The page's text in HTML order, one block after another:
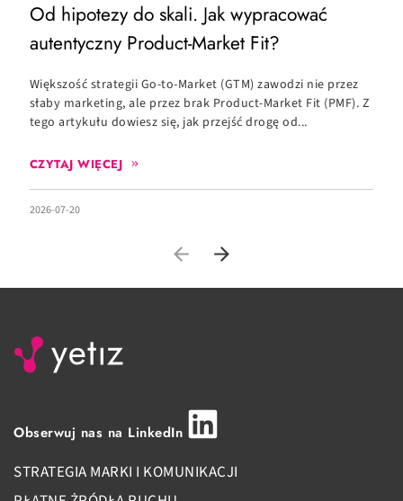
Od hipotezy do skali. Jak wypracować
autentyczny Product-Market Fit?
Większość strategii Go-to-Market (GTM) zawodzi nie przez
słaby marketing, ale przez brak Product-Market Fit (PMF). Z
tego artykułu dowiesz się, jak przejść drogę od...
CZYTAJ WIĘCEJ
2026-07-20
Obserwuj nas na LinkedIn
STRATEGIA MARKI I KOMUNIKACJI